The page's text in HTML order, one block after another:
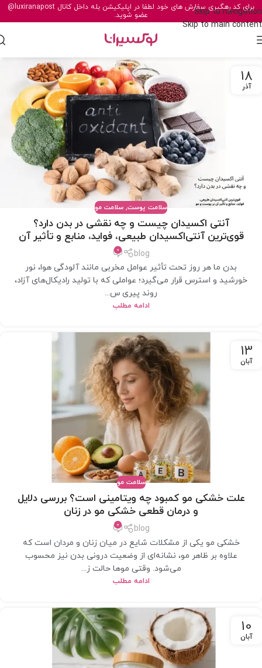
Skip to navigation
Skip to main content
برای کد رهگیری سفارش های خود لطفا در اپلیکیشن بله داخل کانال @luxiranapost
عضو شوید.
18
آذر
سلامت پوست, سلامت مو
آنتی اکسیدان چیست و چه نقشی در بدن دارد؟
قوی‌ترین آنتی‌اکسیدان‌ طبیعی، فواید، منابع و تأثیر آن
بر پوست و مو
blog
0
بدن ما هر روز تحت تأثیر عوامل مخربی مانند آلودگی هوا، نور
خورشید و استرس قرار می‌گیرد؛ عواملی که با تولید رادیکال‌های آزاد،
روند پیری س...
ادامه مطلب
13
آبان
سلامت مو
علت خشکی مو کمبود چه ویتامینی است؟ بررسی دلایل
و درمان قطعی خشکی مو در زنان
blog
0
خشکی مو یکی از مشکلات شایع در میان زنان و مردان است که
علاوه بر ظاهر مو، نشانه‌ای از وضعیت درونی بدن نیز محسوب
می‌شود. وقتی موها حالت ز...
ادامه مطلب
10
آبان